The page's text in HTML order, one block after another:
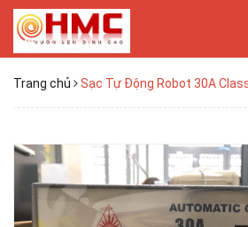
Trang chủ Sạc Tự Động Robot 30A